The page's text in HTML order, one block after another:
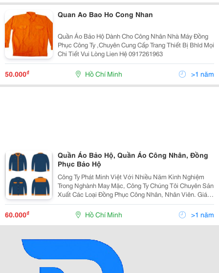
Quan Ao Bao Ho Cong Nhan
Quần Áo Bảo Hộ Dành Cho Công Nhân Nhà Máy Đồng
Phục Công Ty ,Chuyên Cung Cấp Trang Thiết Bị Bhld Mọi
Chi Tiết Vui Lòng Lien Hệ 0917261963
50.000₫ Hồ Chí Minh >1 năm
Quần Áo Bảo Hộ, Quần Áo Công Nhân, Đồng
Phục Bảo Hộ
Công Ty Phát Minh Việt Với Nhiều Năm Kinh Nghiệm
Trong Nghành May Mặc, Công Ty Chúng Tôi Chuyên Sản
Xuất Các Loại Đồng Phục Công Nhân, Nhân Viên. Giá
Cả Cạnh Tranh, Chất Lượng, Uy Tín Liên Hệ:
0909228629
60.000₫ Hồ Chí Minh >1 năm